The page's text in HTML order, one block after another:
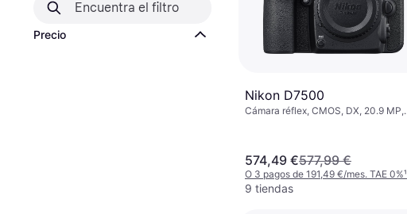
Precio
Nikon D7500
Cámara réflex, CMOS, DX, 20.9 MP,
574,49 €577,99 €
O 3 pagos de 191,49 €/mes. TAE 0%¹
9 tiendas